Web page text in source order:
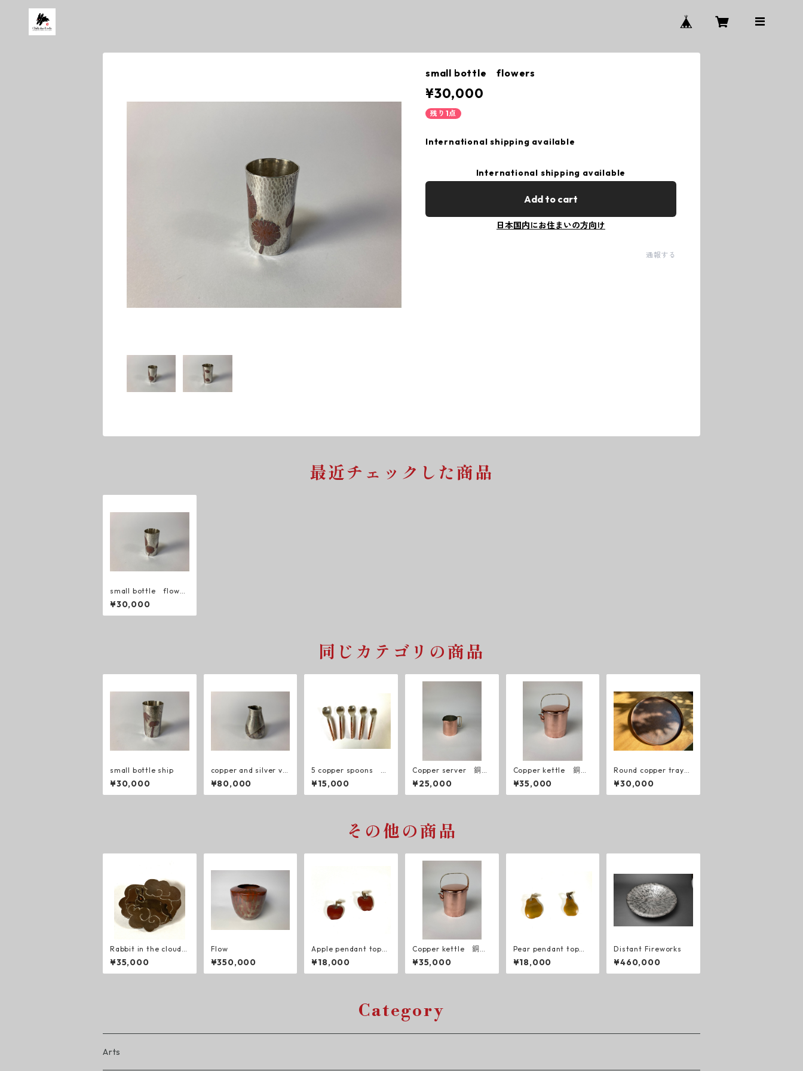
small bottle flowers
¥30,000
残り1点
International shipping available
International shipping available
Add to cart
日本国内にお住まいの方向け
通報する
最近チェックした商品
small bottle flower
s
¥30,000
同じカテゴリの商品
small bottle ship
¥30,000
copper and silver va
se
¥80,000
5 copper spoons 銅
製スプーン５本
¥15,000
Copper server 銅製
サーバー
¥25,000
Copper kettle 銅製
ヤカン
¥35,000
Round copper tray
丸い銅のお盆
¥30,000
その他の商品
Rabbit in the cloud o
bidome 雲に兎 帯
留め
¥35,000
Flow
¥350,000
Apple pendant top
りんごのペンダントト
ップ
¥18,000
Copper kettle 銅製
ヤカン
¥35,000
Pear pendant top
洋梨のペンダントトッ
プ
¥18,000
Distant Fireworks
¥460,000
Category
Arts